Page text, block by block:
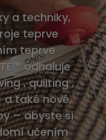
a techniky,
teprve
teprve
odhaluje
, quilting ,
také nové,
– abyste si
učením